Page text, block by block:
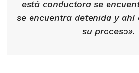
está conductora se
se encuentra detenida y ahí
su proceso».